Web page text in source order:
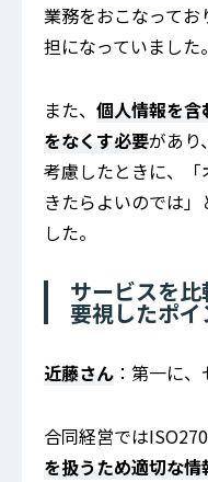
業務をおこなってお
担になっていました。
また、 個人情報を含
をなくす必要があり
考慮したときに、
きたらよいのでは
した。
サービスを
要視したポイ
近藤さん ：第一に、
合同経営では
を扱うため適切な情